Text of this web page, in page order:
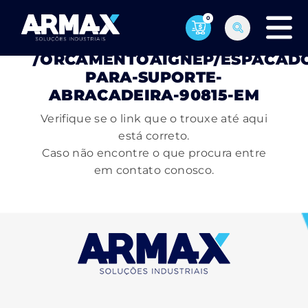
0
PÁGINA NÃO ENCONTRADA
/ORCAMENTOAIGNEP/
PARA-SUPORTE-
ABRACADEIRA-90815-EM
Verifique se o link que o trouxe até aqui
está correto.
Caso não encontre o que procura entre
em contato conosco.